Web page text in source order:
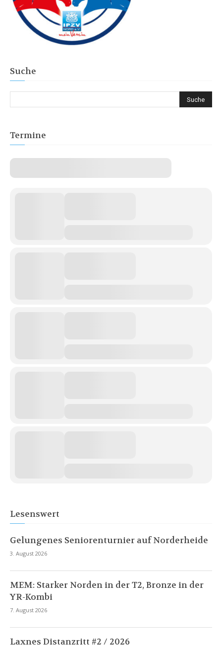
Suche
Termine
Lesenswert
Gelungenes Seniorenturnier auf Norderheide
3. August 2026
MEM: Starker Norden in der T2, Bronze in der
YR-Kombi
7. August 2026
Laxnes Distanzritt #2 / 2026